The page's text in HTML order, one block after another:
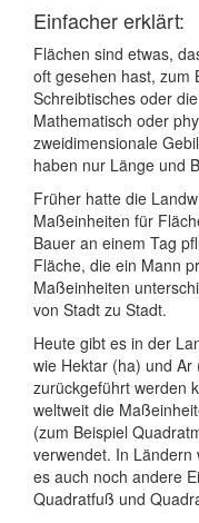
Einfacher erklärt:
Flächen sind etwas,
oft gesehen hast, zum
Schreibtisches oder
Mathematisch oder
zweidimensionale
haben nur Länge und
Früher hatte die
Maßeinheiten für
Bauer an einem Tag
Fläche, die ein Mann
Maßeinheiten
von Stadt zu Stadt.
Heute gibt es in der
wie Hektar (ha) und
zurückgeführt werden
weltweit die
(zum Beispiel
verwendet. In
es auch noch andere
Quadratfuß und